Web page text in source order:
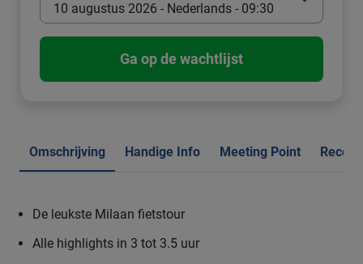
10 augustus 2026 - Nederlands - 09:30
Ga op de wachtlijst
Omschrijving Handige Info Meeting Point
De leukste Milaan fietstour
Alle highlights in 3 tot 3.5 uur